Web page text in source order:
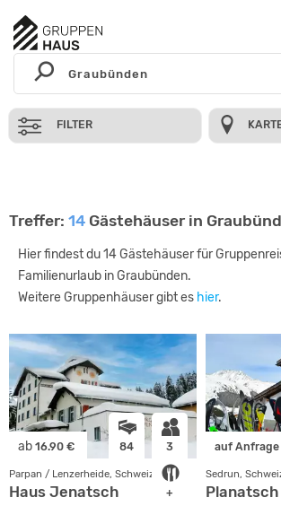
FILTER
Treffer: 14 Gästehäuser in
Hier findest du 14 Gästehäuser für
Familienurlaub in Graubünden.
Weitere Gruppenhäuser gibt es hier.
ab 16.90 € 84 3
+
Parpan / Lenzerheide, Schweiz
Haus Jenatsch
auf Anfrage
Sedrun,
Planatsch